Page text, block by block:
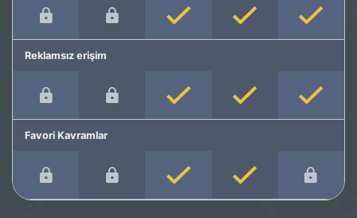
Reklamsız erişim
Favori Kavramlar